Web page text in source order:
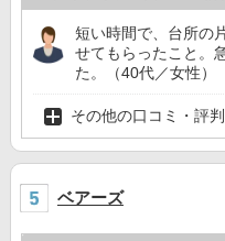
短い時間で、台所の
せてもらったこと。
た。（40代／女性）
その他の口コミ・評判
ベアーズ